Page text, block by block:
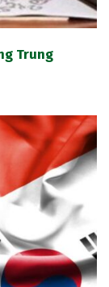
Trung